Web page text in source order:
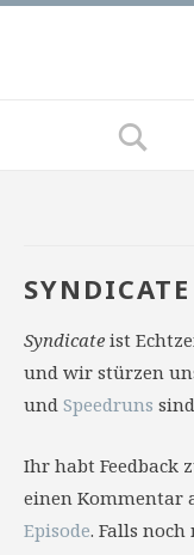
SYNDICATE
Syndicate ist
und wir stürzen
und Speedruns
Ihr habt Feedback
einen Kommentar
Episode. Falls